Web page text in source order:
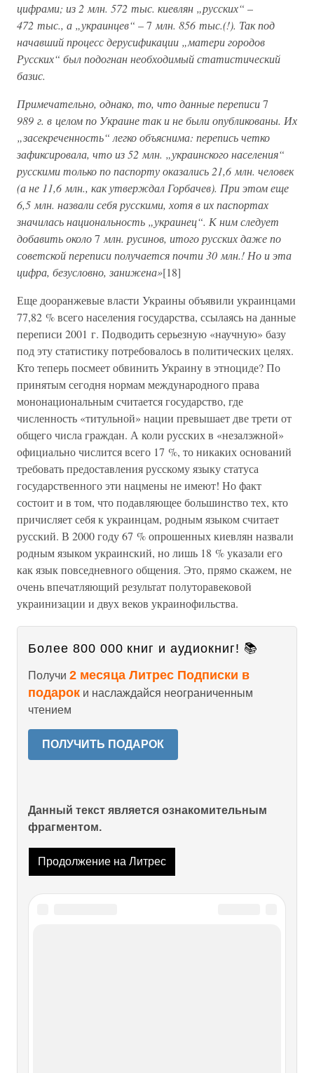
цифрами; из 2 млн. 572 тыс. киевлян „русских“ –
472 тыс., а „украинцев“ – 7 млн. 856 тыс.(!). Так под
начавший процесс дерусификации „матери городов
Русских“ был подогнан необходимый статистический
базис.
Примечательно, однако, то, что данные переписи7
989 г. в целом по Украине так и не были опубликованы. Их
„засекреченность“ легко объяснима: перепись четко
зафиксировала, что из 52 млн. „украинского населения“
русскими только по паспорту оказались 21,6 млн. человек
(а не 11,6 млн., как утверждал Горбачев). При этом еще
6,5 млн. назвали себя русскими, хотя в их паспортах
значилась национальность „украинец“. К ним следует
добавить около7 млн. русинов, итого русских даже по
советской переписи получается почти 30 млн.! Но и эта
цифра, безусловно, занижена»[18]
Еще дооранжевые власти Украины объявили украинцами
77,82 % всего населения государства, ссылаясь на данные
переписи 2001 г. Подводить серьезную «научную» базу
под эту статистику потребовалось в политических целях.
Кто теперь посмеет обвинить Украину в этноциде? По
принятым сегодня нормам международного права
мононациональным считается государство, где
численность «титульной» нации превышает две трети от
общего числа граждан. А коли русских в «незалэжной»
официально числится всего 17 %, то никаких оснований
требовать предоставления русскому языку статуса
государственного эти нацмены не имеют! Но факт
состоит и в том, что подавляющее большинство тех, кто
причисляет себя к украинцам, родным языком считает
русский. В 2000 году 67 % опрошенных киевлян назвали
родным языком украинский, но лишь 18 % указали его
как язык повседневного общения. Это, прямо скажем, не
очень впечатляющий результат полуторавековой
украинизации и двух веков украинофильства.
Более 800 000 книг и аудиокниг! 📚
Получи 2 месяца Литрес Подписки в
подарок и наслаждайся неограниченным
чтением
ПОЛУЧИТЬ ПОДАРОК
Данный текст является ознакомительным
фрагментом.
Продолжение на Литрес